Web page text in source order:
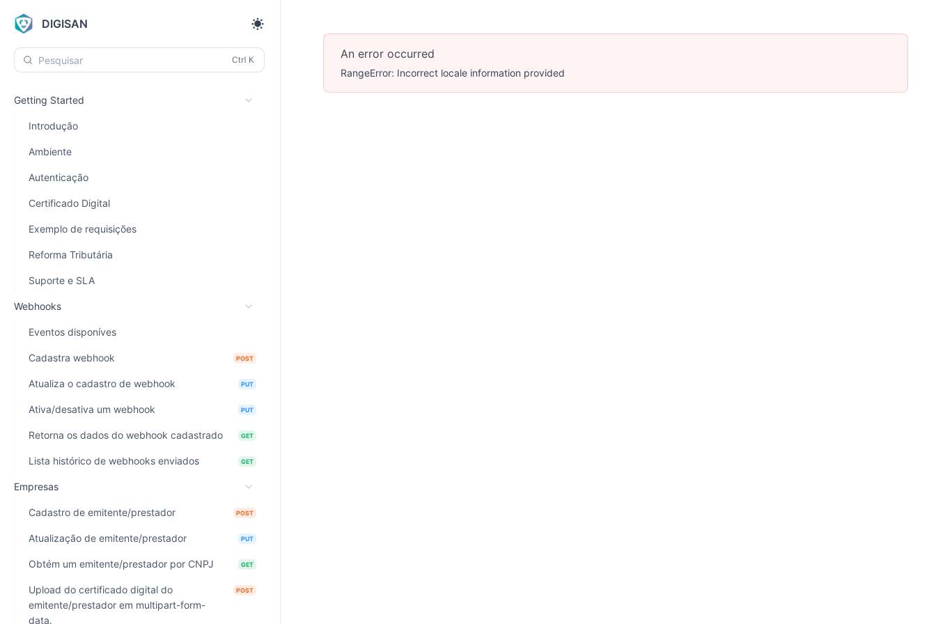
DIGISAN
Pesquisar
Getting Started
Introdução
Ambiente
Autenticação
Certificado Digital
Exemplo de requisições
Reforma Tributária
Suporte e SLA
Webhooks
Eventos disponíves
Cadastra webhook POST
Atualiza o cadastro de webhook PUT
Ativa/desativa um webhook PUT
Retorna os dados do webhook cadastrado GET
Lista histórico de webhooks enviados GET
Empresas
Cadastro de emitente/prestador POST
Atualização de emitente/prestador PUT
Obtém um emitente/prestador por CNPJ GET
Upload do certificado digital do
emitente/prestador em multipart-form-
data.
POST
An error occurred
RangeError: Incorrect locale information provided